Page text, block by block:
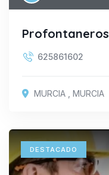
Profontaneros
625861602
MURCIA , MURCIA
DESTACADO